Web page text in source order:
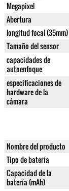
Megapixel
Abertura
longitud focal (35mm)
Tamaño del sensor
capacidades de
autoenfoque
especificaciones de
hardware de la
cámara
Nombre del producto
Tipo de batería
Capacidad de la
batería (mAh)